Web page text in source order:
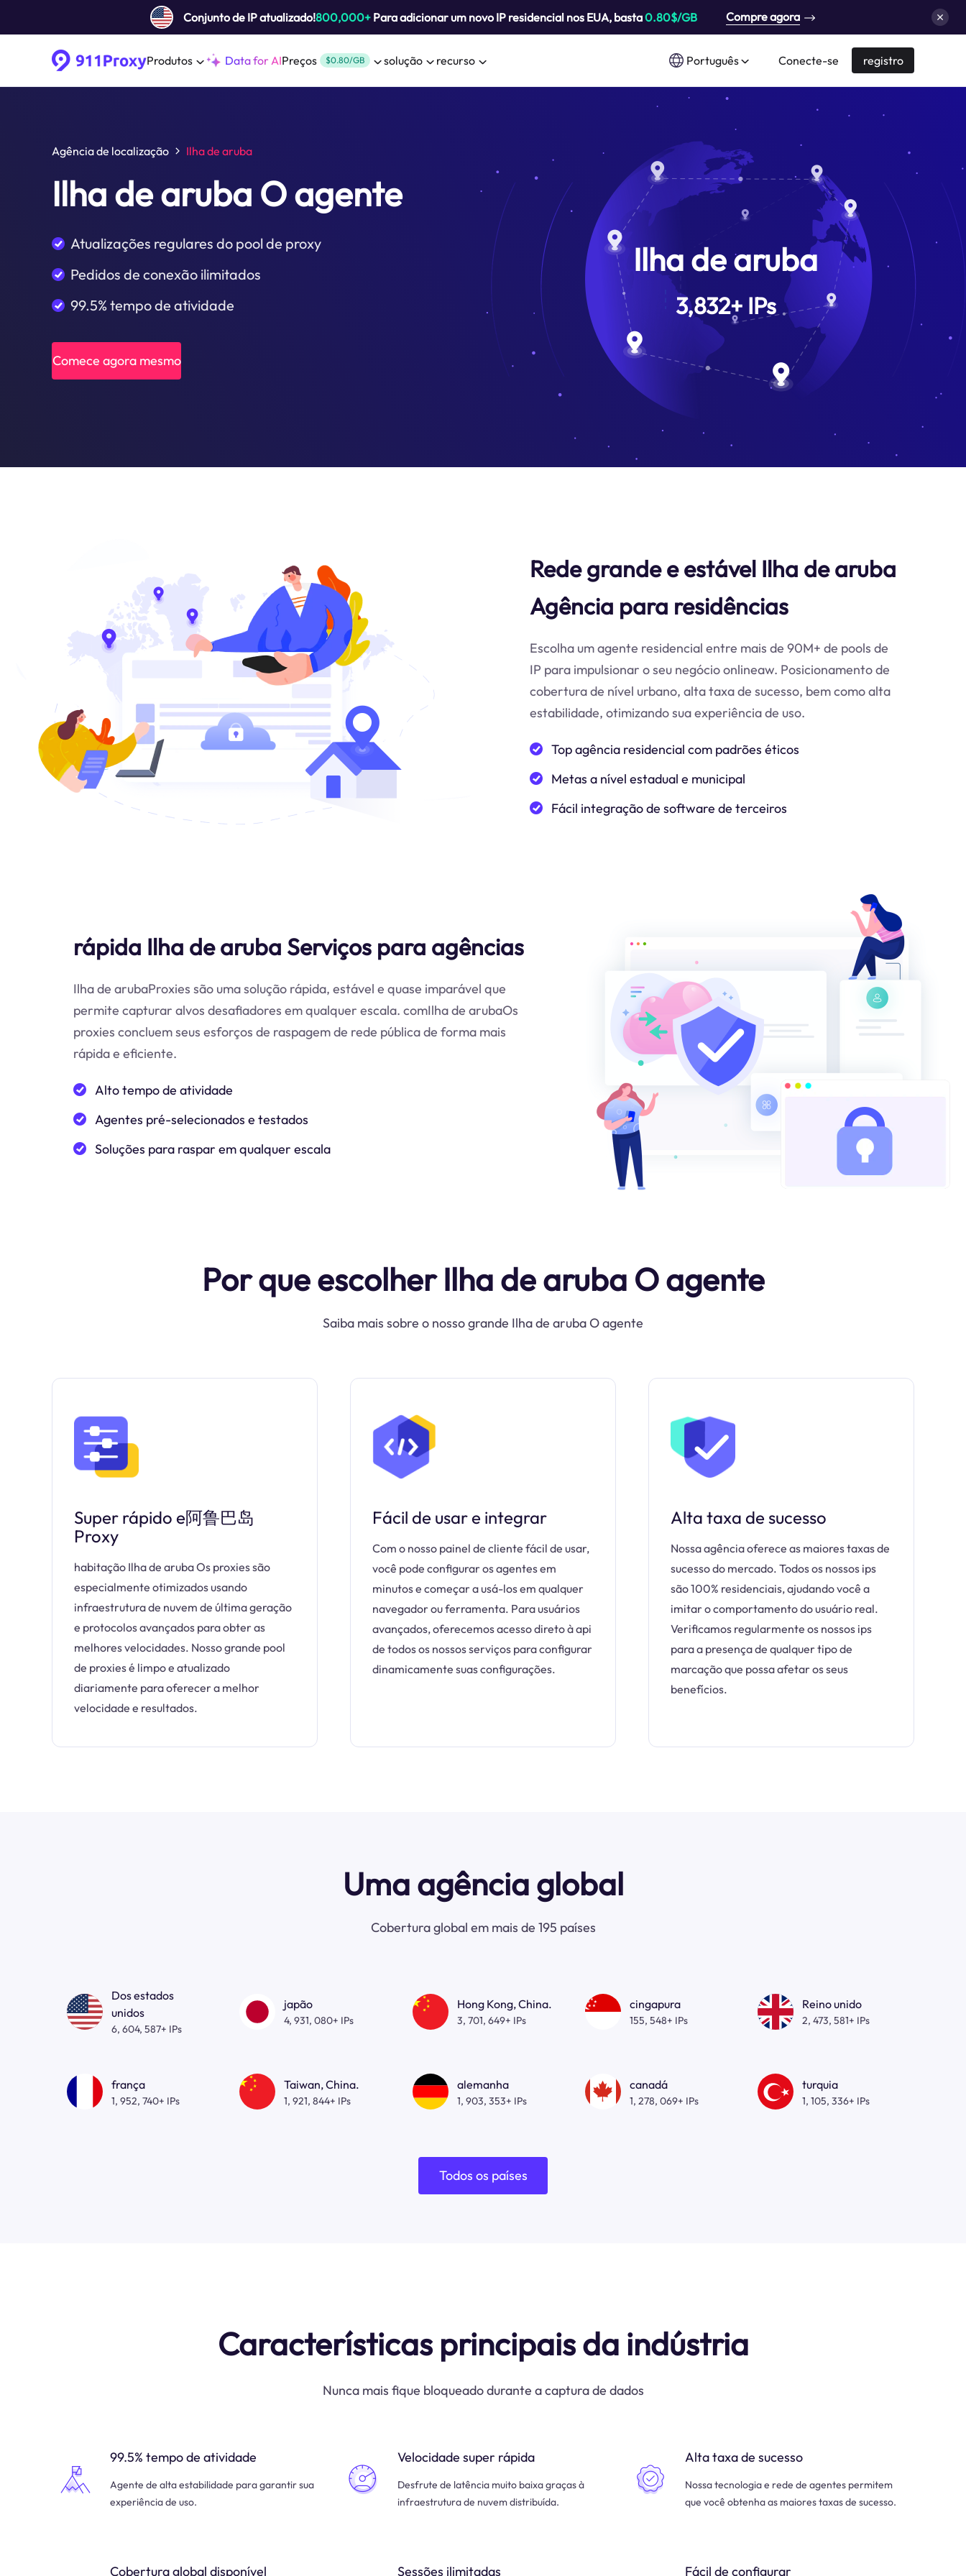
Conjunto de IP atualizado!800,000+ Para adicionar um novo IP residencial nos EUA, basta0.80$/GB Compre agora
Produtos Data for AIPreços $0.80/GB solução recurso Português Conecte-se registro
Agência de localização Ilha de aruba
Ilha de aruba O agente
Atualizações regulares do pool de proxy
Pedidos de conexão ilimitados
99.5% tempo de atividade
Comece agora mesmo
Ilha de aruba
3,832+IPs
Rede grande e estável Ilha de aruba
Agência para residências
Escolha um agente residencial entre mais de 90M+ de pools de
IP para impulsionar o seu negócio onlineaw. Posicionamento de
cobertura de nível urbano, alta taxa de sucesso, bem como alta
estabilidade, otimizando sua experiência de uso.
Top agência residencial com padrões éticos
Metas a nível estadual e municipal
Fácil integração de software de terceiros
rápida Ilha de aruba Serviços para agências
Ilha de arubaProxies são uma solução rápida, estável e quase imparável que
permite capturar alvos desafiadores em qualquer escala. comIlha de arubaOs
proxies concluem seus esforços de raspagem de rede pública de forma mais
rápida e eficiente.
Alto tempo de atividade
Agentes pré-selecionados e testados
Soluções para raspar em qualquer escala
Por que escolher Ilha de aruba O agente
Saiba mais sobre o nosso grande Ilha de aruba O agente
Super rápido e阿鲁巴岛
Proxy
habitação Ilha de aruba Os proxies são
especialmente otimizados usando
infraestrutura de nuvem de última geração
e protocolos avançados para obter as
melhores velocidades. Nosso grande pool
de proxies é limpo e atualizado
diariamente para oferecer a melhor
velocidade e resultados.
Fácil de usar e integrar
Com o nosso painel de cliente fácil de usar,
você pode configurar os agentes em
minutos e começar a usá-los em qualquer
navegador ou ferramenta. Para usuários
avançados, oferecemos acesso direto à api
de todos os nossos serviços para configurar
dinamicamente suas configurações.
Alta taxa de sucesso
Nossa agência oferece as maiores taxas de
sucesso do mercado. Todos os nossos ips
são 100% residenciais, ajudando você a
imitar o comportamento do usuário real.
Verificamos regularmente os nossos ips
para a presença de qualquer tipo de
marcação que possa afetar os seus
benefícios.
Uma agência global
Cobertura global em mais de 195 países
Dos estados
unidos
6, 604, 587+ IPs
japão
4, 931, 080+ IPs
Hong Kong, China.
3, 701, 649+ IPs
cingapura
155, 548+ IPs
Reino unido
2, 473, 581+ IPs
frança
1, 952, 740+ IPs
Taiwan, China.
1, 921, 844+ IPs
alemanha
1, 903, 353+ IPs
canadá
1, 278, 069+ IPs
turquia
1, 105, 336+ IPs
Todos os países
Características principais da indústria
Nunca mais fique bloqueado durante a captura de dados
99.5% tempo de atividade
Agente de alta estabilidade para garantir sua
experiência de uso.
Velocidade super rápida
Desfrute de latência muito baixa graças à
infraestrutura de nuvem distribuída.
Alta taxa de sucesso
Nossa tecnologia e rede de agentes permitem
que você obtenha as maiores taxas de sucesso.
Cobertura global disponível Sessões ilimitadas Fácil de configurar